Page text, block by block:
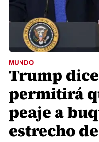
MUNDO
Trump
permitirá
peaje a
estrecho